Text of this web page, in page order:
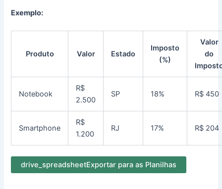
Exemplo:
Produto Valor Estado
Imposto
(%)
Valor
do
Notebook
R$
2.500
SP 18% R$ 450
Smartphone
R$
1.200
RJ 17% R$ 204
drive_spreadsheetExportar para as Planilhas